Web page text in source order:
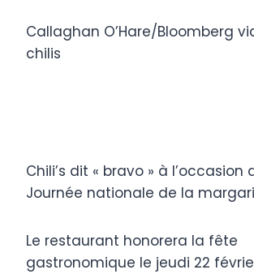
Callaghan O’Hare/Bloomberg
chilis
Chili’s dit « bravo » à l’occasion
Journée nationale de la
Le restaurant honorera la fête
gastronomique le jeudi 22